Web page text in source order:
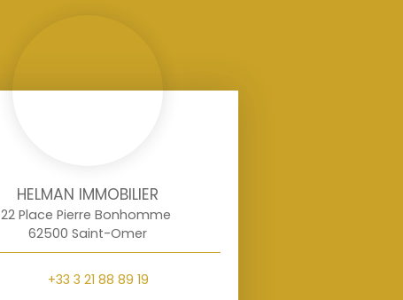
HELMAN IMMOBILIER
22 Place Pierre Bonhomme
62500 Saint-Omer
+33 3 21 88 89 19